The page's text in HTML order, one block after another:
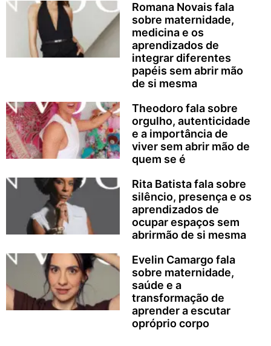
Romana Novais fala
sobre maternidade,
medicina e os
aprendizados de
integrar diferentes
papéis sem abrir mão
de si mesma
Theodoro fala sobre
orgulho, autenticidade
e a importância de
viver sem abrir mão de
quem se é
Rita Batista fala sobre
silêncio, presença e os
aprendizados de
ocupar espaços sem
abrirmão de si mesma
Evelin Camargo fala
sobre maternidade,
saúde e a
transformação de
aprender a escutar
opróprio corpo